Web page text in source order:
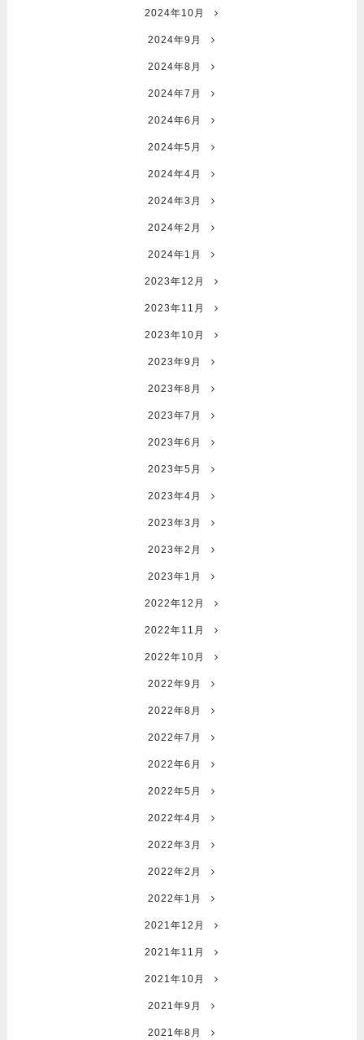
2024年10月
2024年9月
2024年8月
2024年7月
2024年6月
2024年5月
2024年4月
2024年3月
2024年2月
2024年1月
2023年12月
2023年11月
2023年10月
2023年9月
2023年8月
2023年7月
2023年6月
2023年5月
2023年4月
2023年3月
2023年2月
2023年1月
2022年12月
2022年11月
2022年10月
2022年9月
2022年8月
2022年7月
2022年6月
2022年5月
2022年4月
2022年3月
2022年2月
2022年1月
2021年12月
2021年11月
2021年10月
2021年9月
2021年8月